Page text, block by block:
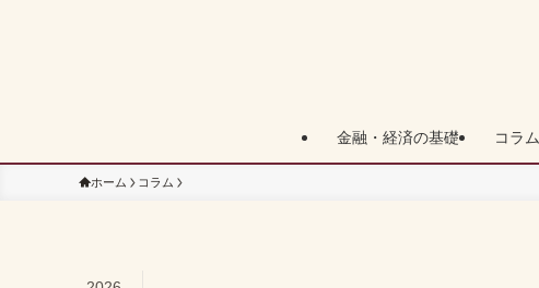
金融・経済の基礎 コラム
ホーム コラム